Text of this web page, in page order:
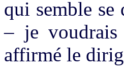
qui semble se
– je voudrais
affirmé le